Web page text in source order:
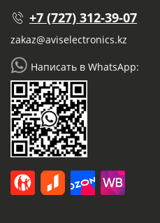
+7 (727) 312-39-07
zakaz@aviselectronics.kz
Написать в WhatsApp: